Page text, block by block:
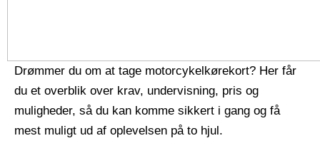
Drømmer du om at tage motorcykelkørekort? Her får
du et overblik over krav, undervisning, pris og
muligheder, så du kan komme sikkert i gang og få
mest muligt ud af oplevelsen på to hjul.